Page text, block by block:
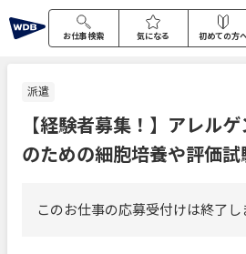
お仕事検索 気になる 初めての方
派遣
【経験者募集！】アレル
のための細胞培養や評価試
このお仕事の応募受付けは終了し